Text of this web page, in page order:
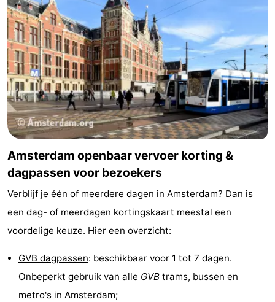
Musea
-
Monumenten
-
Kerken
-
Uitkijkpunten
Attracties
-
Rondvaarten
-
Experiences
Dorpen
&
Steden
Rondleidingen
Sporten
-
Fietsen
Amsterdam openbaar vervoer korting &
dagpassen voor bezoekers
Verblijf je één of meerdere dagen in Amsterdam? Dan is
een dag- of meerdagen kortingskaart meestal een
voordelige keuze. Hier een overzicht:
GVB dagpassen: beschikbaar voor 1 tot 7 dagen.
Onbeperkt gebruik van alle GVB trams, bussen en
metro's in Amsterdam;